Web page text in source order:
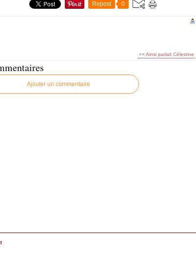
Repost 0
<< Ainsi parlait Célestine
Ajouter un commentaire